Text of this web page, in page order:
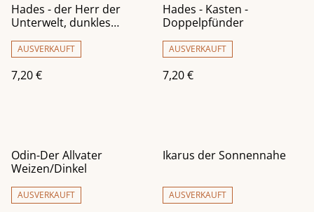
Hades - der Herr der
Unterwelt, dunkles
AUSVERKAUFT
7,20 €
Hades - Kasten -
Doppelpfünder
AUSVERKAUFT
7,20 €
Odin-Der Allvater
Weizen/Dinkel
AUSVERKAUFT
Ikarus der Sonnennahe
AUSVERKAUFT